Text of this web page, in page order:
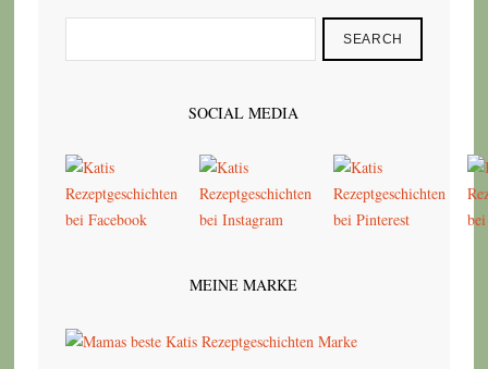
SEARCH
SOCIAL MEDIA
MEINE MARKE